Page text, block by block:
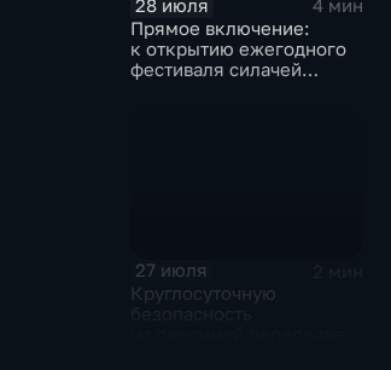
28 июля
4 мин
Прямое включение:
к открытию ежегодного
фестиваля силачей
27 июля
Круглосуточную